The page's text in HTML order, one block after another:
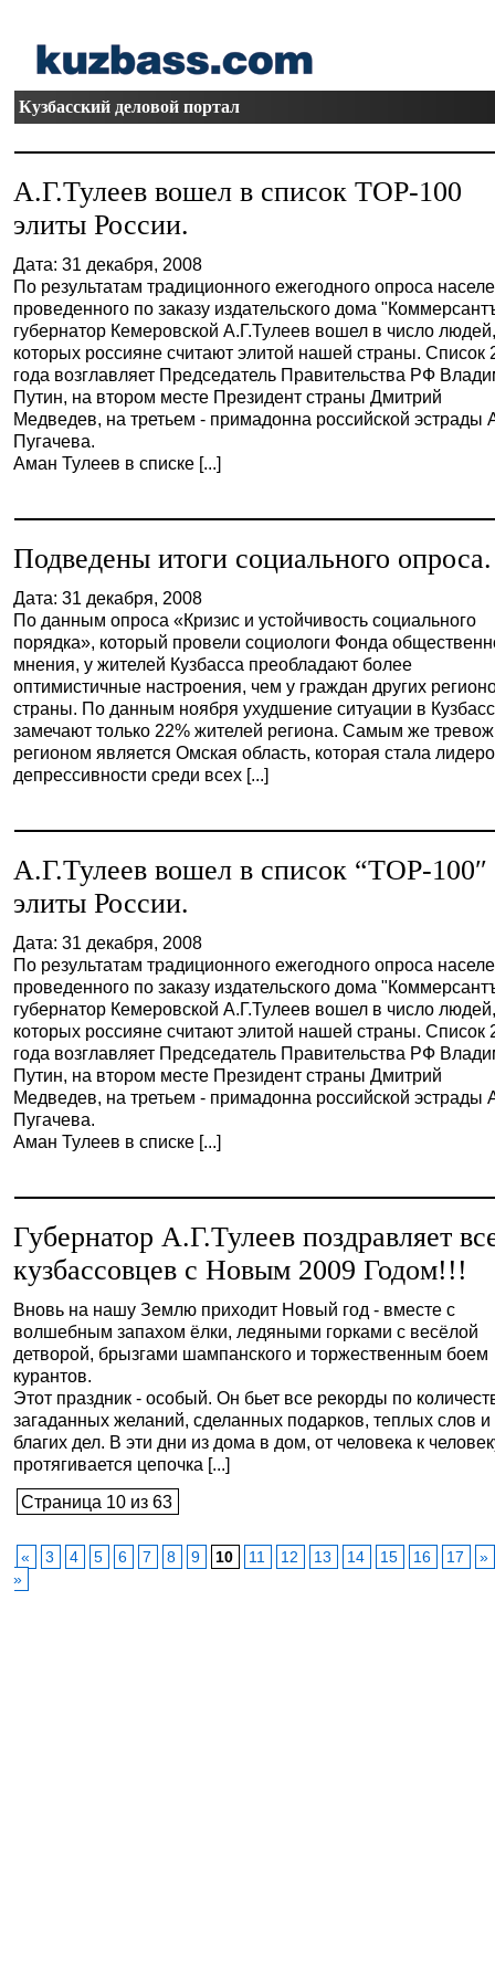
Кузбасский деловой портал
А.Г.Тулеев вошел в список ТОР-100
элиты России.
Дата: 31 декабря, 2008
По результатам традиционного ежегодного опроса
проведенного по заказу издательского дома
губернатор Кемеровской А.Г.Тулеев вошел в число
которых россияне считают элитой нашей страны. Список
года возглавляет Председатель Правительства РФ
Путин, на втором месте Президент страны Дмитрий
Медведев, на третьем - примадонна российской эстрады
Пугачева.
Аман Тулеев в списке [...]
Подведены итоги социального опроса.
Дата: 31 декабря, 2008
По данным опроса «Кризис и устойчивость социального
порядка», который провели социологи Фонда
мнения, у жителей Кузбасса преобладают более
оптимистичные настроения, чем у граждан других
страны. По данным ноября ухудшение ситуации в
замечают только 22% жителей региона. Самым же
регионом является Омская область, которая стала
депрессивности среди всех [...]
А.Г.Тулеев вошел в список “ТОР-100″
элиты России.
Дата: 31 декабря, 2008
По результатам традиционного ежегодного опроса
проведенного по заказу издательского дома
губернатор Кемеровской А.Г.Тулеев вошел в число
которых россияне считают элитой нашей страны. Список
года возглавляет Председатель Правительства РФ
Путин, на втором месте Президент страны Дмитрий
Медведев, на третьем - примадонна российской эстрады
Пугачева.
Аман Тулеев в списке [...]
Губернатор А.Г.Тулеев поздравляет
кузбассовцев с Новым 2009 Годом!!!
Вновь на нашу Землю приходит Новый год - вместе с
волшебным запахом ёлки, ледяными горками с весёлой
детворой, брызгами шампанского и торжественным боем
курантов.
Этот праздник - особый. Он бьет все рекорды по
загаданных желаний, сделанных подарков, теплых слов и
благих дел. В эти дни из дома в дом, от человека к
протягивается цепочка [...]
Страница 10 из 63
« 3 4 5 6 7 8 9 10 11 12 13 14 15 16 17
»
»